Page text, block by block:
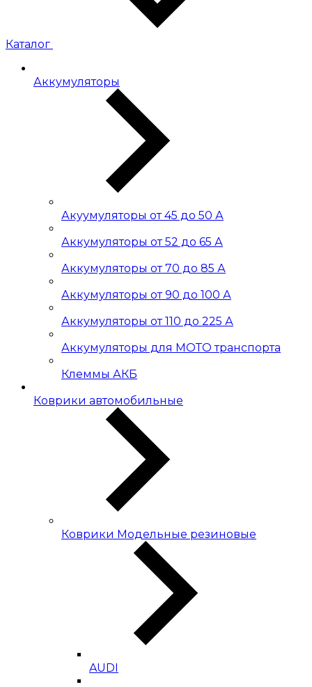
Каталог
Аккумуляторы
Акуумуляторы от 45 до 50 А
Аккумуляторы от 52 до 65 А
Аккумуляторы от 70 до 85 А
Аккумуляторы от 90 до 100 А
Аккумуляторы от 110 до 225 А
Аккумуляторы для МОТО транспорта
Клеммы АКБ
Коврики автомобильные
Коврики Модельные резиновые
AUDI